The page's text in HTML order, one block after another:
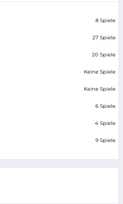
8 Spiele
27 Spiele
20 Spiele
Keine Spiele
Keine Spiele
6 Spiele
4 Spiele
9 Spiele